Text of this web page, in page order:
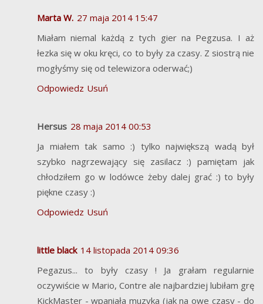
Marta W. 27 maja 2014 15:47
Miałam niemal każdą z tych gier na Pegzusa. I aż
łezka się w oku kręci, co to były za czasy. Z siostrą nie
mogłyśmy się od telewizora oderwać;)
Odpowiedz Usuń
Hersus 28 maja 2014 00:53
Ja miałem tak samo :) tylko największą wadą był
szybko nagrzewający się zasilacz :) pamiętam jak
chłodziłem go w lodówce żeby dalej grać :) to były
piękne czasy :)
Odpowiedz Usuń
little black 14 listopada 2014 09:36
Pegazus... to były czasy ! Ja grałam regularnie
oczywiście w Mario, Contre ale najbardziej lubiłam grę
KickMaster - wpaniała muzyka (jak na owe czasy - do